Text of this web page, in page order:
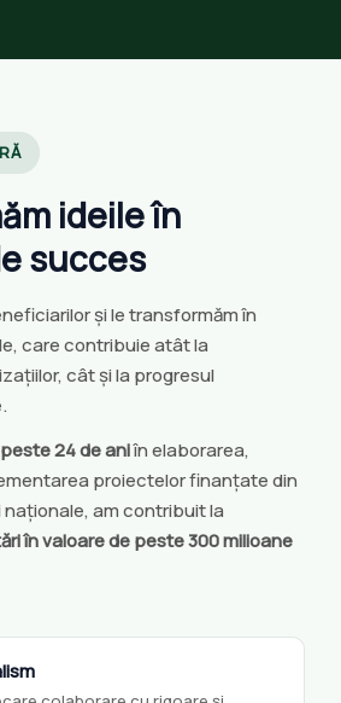
ideile în
succes
și le transformăm în
care contribuie atât la
cât și la progresul
24 de aniîn elaborarea,
proiectelor finanțate din
am contribuit la
în valoare de peste 300 milioane